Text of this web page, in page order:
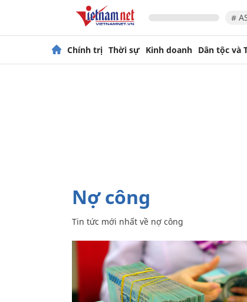
#
Chính trị Thời sự Kinh doanh Dân tộc và
nợ công
Tin tức mới nhất về nợ công